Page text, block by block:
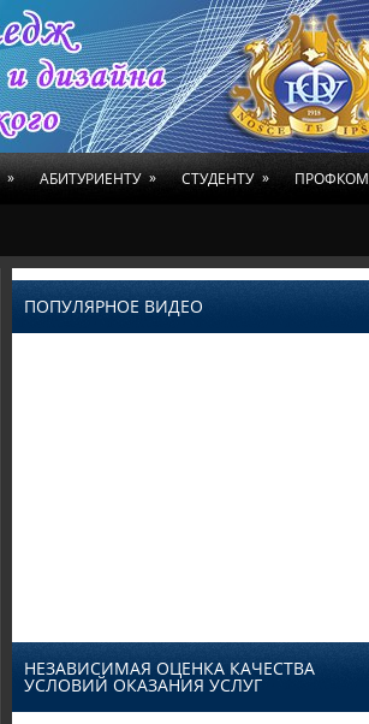
» АБИТУРИЕНТУ » СТУДЕНТУ » ПРОФКОМ
ПОПУЛЯРНОЕ ВИДЕО
НЕЗАВИСИМАЯ ОЦЕНКА КАЧЕСТВА
УСЛОВИЙ ОКАЗАНИЯ УСЛУГ